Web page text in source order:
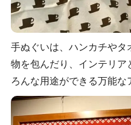
手ぬぐいは、ハンカチやタ
物を包んだり、インテリア
ろんな用途ができる万能な